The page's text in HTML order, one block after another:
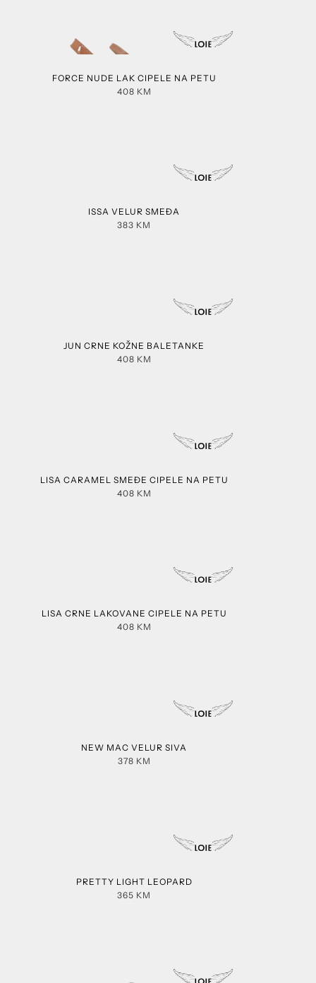
FORCE NUDE LAK CIPELE NA PETU
408 KM
ISSA VELUR SMEĐA
383 KM
JUN CRNE KOŽNE BALETANKE
408 KM
LISA CARAMEL SMEĐE CIPELE NA PETU
408 KM
LISA CRNE LAKOVANE CIPELE NA PETU
408 KM
NEW MAC VELUR SIVA
378 KM
PRETTY LIGHT LEOPARD
365 KM